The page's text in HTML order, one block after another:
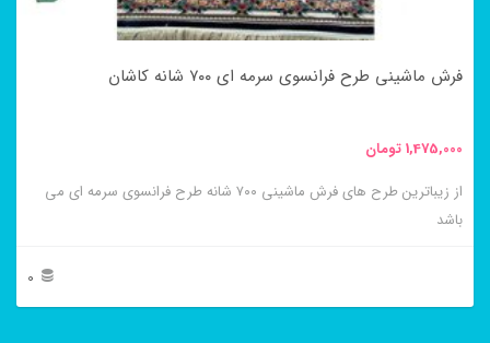
صفحه
انتخاب
شوند
فرش ماشینی طرح فرانسوی سرمه ای ۷۰۰ شانه کاشان
1,475,000تومان
از زیباترین طرح های فرش ماشینی ۷۰۰ شانه طرح فرانسوی سرمه ای می
باشد
0